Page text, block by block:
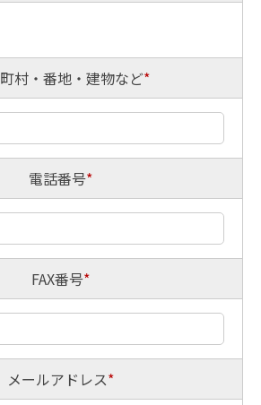
村・番地・建物など*
電話番号*
FAX番号*
メールアドレス*